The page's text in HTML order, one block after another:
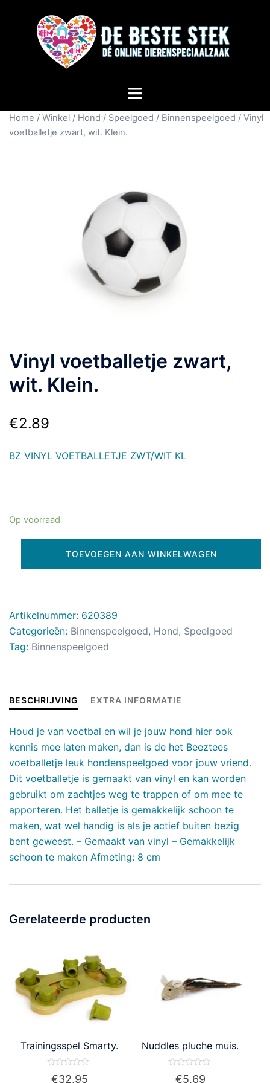
Home / Winkel / Hond / Speelgoed / Binnenspeelgoed / Vinyl
voetballetje zwart, wit. Klein.
Vinyl voetballetje zwart,
wit. Klein.
€2.89
BZ VINYL VOETBALLETJE ZWT/WIT KL
Op voorraad
TOEVOEGEN AAN WINKELWAGEN
Artikelnummer: 620389
Categorieën: Binnenspeelgoed, Hond, Speelgoed
Tag: Binnenspeelgoed
BESCHRIJVING EXTRA INFORMATIE
Houd je van voetbal en wil je jouw hond hier ook
kennis mee laten maken, dan is de het Beeztees
voetballetje leuk hondenspeelgoed voor jouw vriend.
Dit voetballetje is gemaakt van vinyl en kan worden
gebruikt om zachtjes weg te trappen of om mee te
apporteren. Het balletje is gemakkelijk schoon te
maken, wat wel handig is als je actief buiten bezig
bent geweest. – Gemaakt van vinyl – Gemakkelijk
schoon te maken Afmeting: 8 cm
Gerelateerde producten
Trainingsspel Smarty.
Waardering
€32.95
Nuddles pluche muis.
Waardering
€5.69